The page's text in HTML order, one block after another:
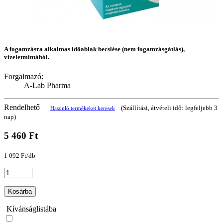
A fogamzásra alkalmas időablak becslése (nem fogamzásgátlás),
vizeletmintából.
Forgalmazó:
A-Lab Pharma
Rendelhető Hasonló termékeket keresek
(Szállítási, átvételi idő: legfeljebb 3
nap)
5 460 Ft
1 092 Ft/db
Kosárba
Kívánságlistába